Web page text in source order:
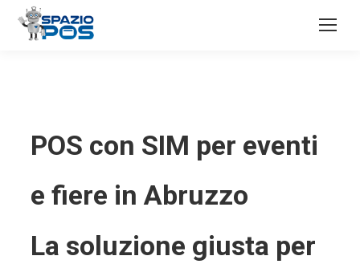
POS con SIM per eventi
e fiere in Abruzzo
La soluzione giusta per